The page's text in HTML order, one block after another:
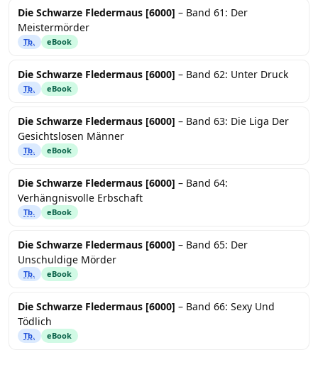
Die Schwarze Fledermaus [6000] – Band 61: Der
Meistermörder
Tb. eBook
Die Schwarze Fledermaus [6000] – Band 62: Unter Druck
Tb. eBook
Die Schwarze Fledermaus [6000] – Band 63: Die Liga Der
Gesichtslosen Männer
Tb. eBook
Die Schwarze Fledermaus [6000] – Band 64:
Verhängnisvolle Erbschaft
Tb. eBook
Die Schwarze Fledermaus [6000] – Band 65: Der
Unschuldige Mörder
Tb. eBook
Die Schwarze Fledermaus [6000] – Band 66: Sexy Und
Tödlich
Tb. eBook